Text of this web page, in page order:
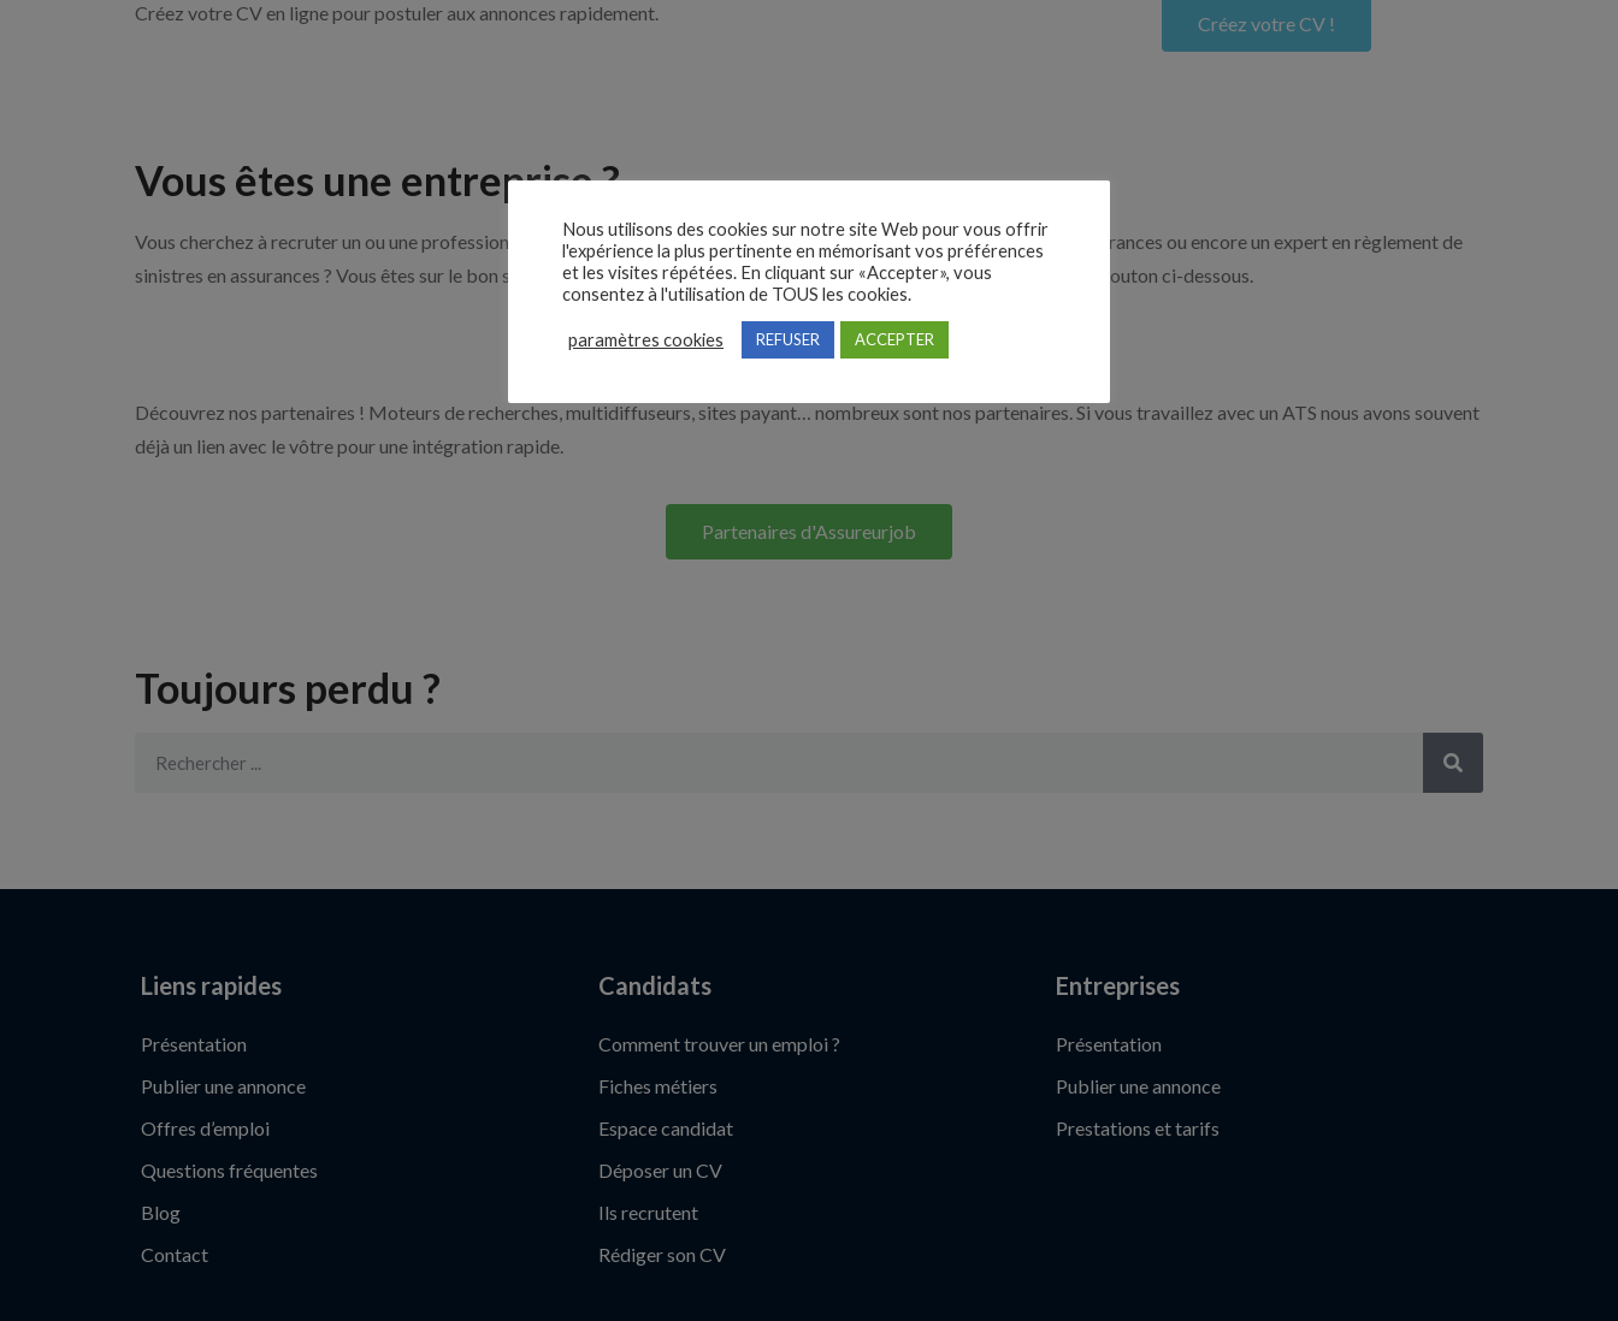
Créez votre CV en ligne pour postuler aux annonces rapidement. Créez votre CV !
Vous êtes une entreprise ?
Vous cherchez à recruter un ou une professionnelle de l’assurance par exemple un chargé de clientèle, un courtier en assurances ou encore un expert en règlement de
sinistres en assurances ? Vous êtes sur le bon site. Découvrez nos solutions pour vous aider à recruter en cliquant sur le bouton ci-dessous.
Nos solutions entreprises
Découvrez nos partenaires ! Moteurs de recherches, multidiffuseurs, sites payant… nombreux sont nos partenaires. Si vous travaillez avec un ATS nous avons souvent
déjà un lien avec le vôtre pour une intégration rapide.
Partenaires d'Assureurjob
Toujours perdu ?
Liens rapides
Présentation
Publier une annonce
Offres d’emploi
Questions fréquentes
Blog
Contact
Candidats
Comment trouver un emploi ?
Fiches métiers
Espace candidat
Déposer un CV
Ils recrutent
Rédiger son CV
Entreprises
Présentation
Publier une annonce
Prestations et tarifs
Nous utilisons des cookies sur notre site Web pour vous offrir
l'expérience la plus pertinente en mémorisant vos préférences
et les visites répétées. En cliquant sur «Accepter», vous
consentez à l'utilisation de TOUS les cookies.
paramètres cookies REFUSER ACCEPTER